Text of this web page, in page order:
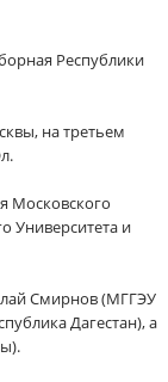
Республики
на третьем
Московского
Университета и
Смирнов (МГГЭУ
Дагестан), а